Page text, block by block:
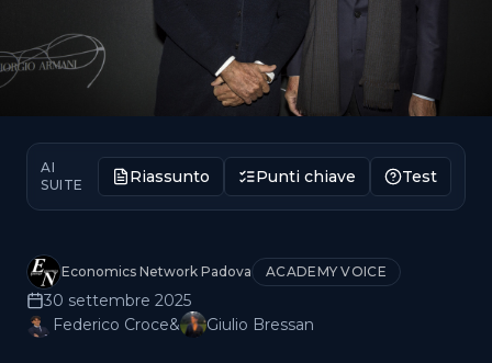
AI
SUITE
Riassunto Punti chiave Test
Economics Network Padova ACADEMY VOICE
30 settembre 2025
Federico Croce& Giulio Bressan